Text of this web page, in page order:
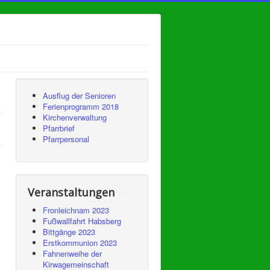
Ausflug der Senioren
Ferienprogramm 2018
Kirchenverwaltung
Pfarrbrief
Pfarrpersonal
Veranstaltungen
Fronleichnam 2023
Fußwallfahrt Habsberg
Bittgänge 2023
Erstkommunion 2023
Fahnenweihe der
Kirwagemeinschaft